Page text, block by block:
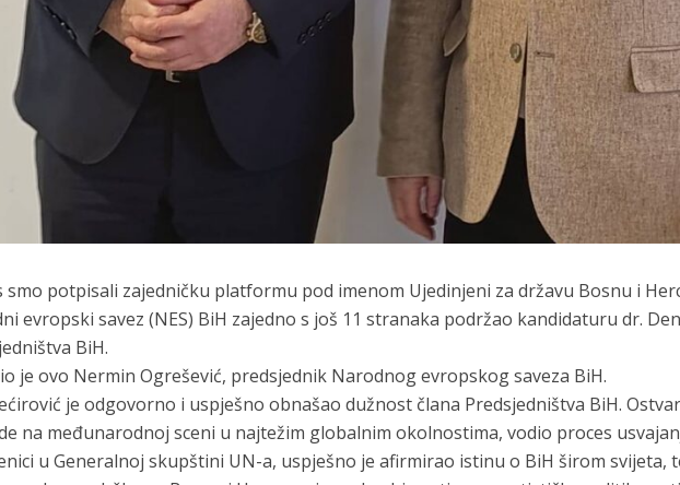
smo potpisali zajedničku platformu pod imenom Ujedinjeni za državu Bosnu i
evropski savez (NES) BiH zajedno s još 11 stranaka podržao kandidaturu dr.
BiH.
je ovo Nermin Ogrešević, predsjednik Narodnog evropskog saveza BiH.
je odgovorno i uspješno obnašao dužnost člana Predsjedništva BiH.
na međunarodnoj sceni u najtežim globalnim okolnostima, vodio proces
u Generalnoj skupštini UN-a, uspješno je afirmirao istinu o BiH širom svijeta,